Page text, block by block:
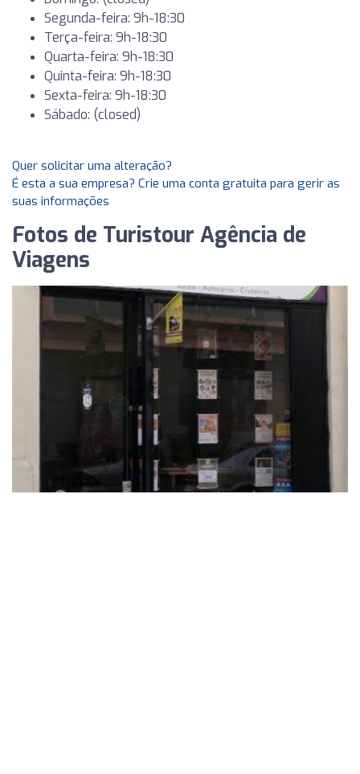
Segunda-feira: 9h-18:30
Terça-feira: 9h-18:30
Quarta-feira: 9h-18:30
Quinta-feira: 9h-18:30
Sexta-feira: 9h-18:30
Sábado: (closed)
Quer solicitar uma alteração?
É esta a sua empresa? Crie uma conta gratuita para gerir as
suas informações
Fotos de Turistour Agência de
Viagens